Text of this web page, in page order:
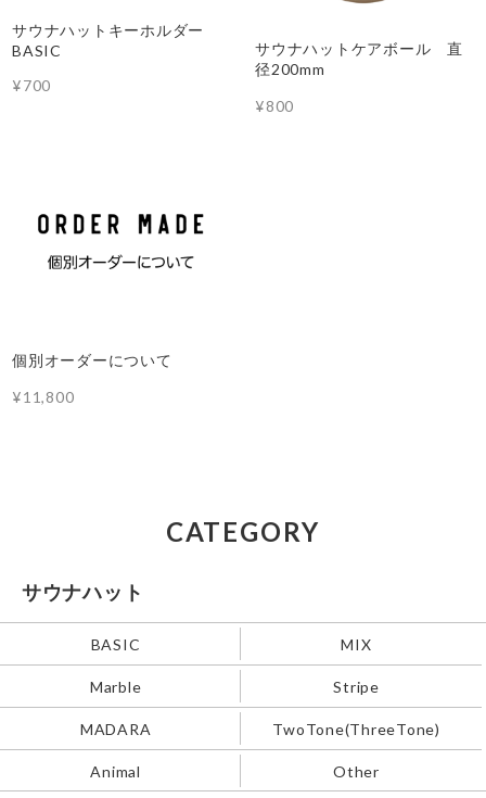
サウナハットキーホルダー
BASIC
¥700
サウナハットケアボール 直
径200mm
¥800
個別オーダーについて
¥11,800
CATEGORY
サウナハット
BASIC MIX
Marble Stripe
MADARA TwoTone(ThreeTone)
Animal Other